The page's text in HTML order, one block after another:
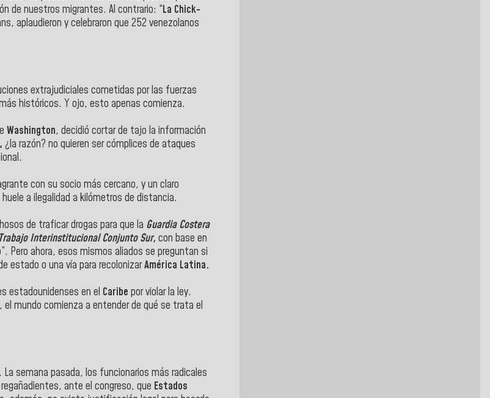
de nuestros migrantes. Al contrario: “La Chick-
aplaudieron y celebraron que 252 venezolanos
extrajudiciales cometidas por las fuerzas
históricos. Y ojo, esto apenas comienza.
Washington, decidió cortar de tajo la información
¿la razón? no quieren ser cómplices de ataques
con su socio más cercano, y un claro
huele a ilegalidad a kilómetros de distancia.
de traficar drogas para que la Guardia Costera
Interinstitucional Conjunto Sur, con base en
Pero ahora, esos mismos aliados se preguntan si
estado o una vía para recolonizarAmérica Latina.
estadounidenses en el Caribe por violar la ley.
el mundo comienza a entender de qué se trata el
semana pasada, los funcionarios más radicales
ante el congreso, que Estados